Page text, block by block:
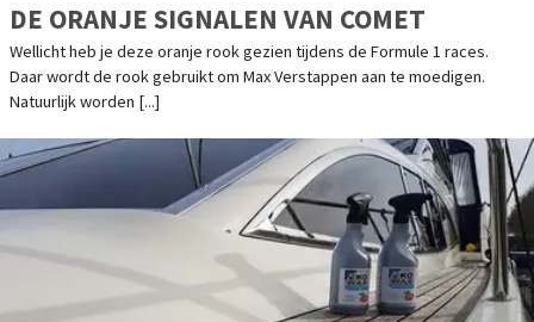
DE ORANJE SIGNALEN VAN COMET
Wellicht heb je deze oranje rook gezien tijdens de Formule 1 races.
Daar wordt de rook gebruikt om Max Verstappen aan te moedigen.
Natuurlijk worden [...]